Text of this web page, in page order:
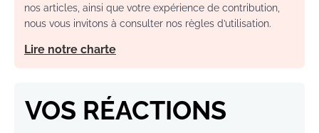
nos articles, ainsi que votre expérience de contribution,
nous vous invitons à consulter nos règles d’utilisation.
Lire notre charte
VOS RÉACTIONS